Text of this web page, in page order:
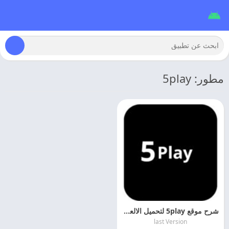
مطور: 5play
شرح موقع 5play لتحميل الالعاب والتطبيقات المهكره
last Version